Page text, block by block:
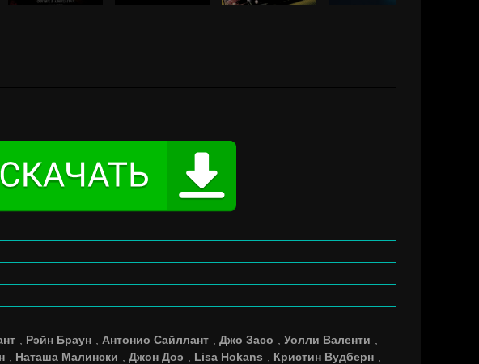
Рэйн Браун Антонио Сайллант Джо Засо Уолли Валенти
Наташа Малински Джон Доэ Lisa Hokans Кристин Вудберн